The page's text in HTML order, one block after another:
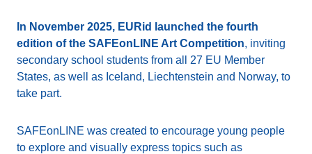
In November 2025, EURid launched the fourth
edition of the SAFEonLINE Art Competition, inviting
secondary school students from all 27 EU Member
States, as well as Iceland, Liechtenstein and Norway, to
take part.
SAFEonLINE was created to encourage young people
to explore and visually express topics such as